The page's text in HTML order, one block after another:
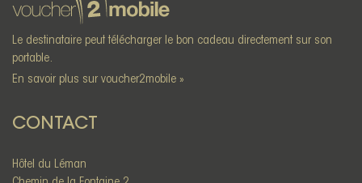
Le destinataire peut télécharger le bon cadeau directement sur son
portable.
En savoir plus sur voucher2mobile »
CONTACT
Hôtel du Léman